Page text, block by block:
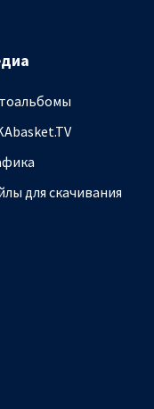
для скачивания